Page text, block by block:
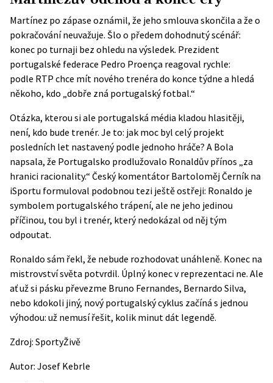
Martínez po zápase oznámil, že jeho smlouva skončila a že o
pokračování neuvažuje. Šlo o předem dohodnutý scénář:
konec po turnaji bez ohledu na výsledek. Prezident
portugalské federace Pedro Proença reagoval rychle:
podle RTP chce mít nového trenéra do konce týdne a hledá
někoho, kdo „dobře zná portugalský fotbal.“
Otázka, kterou si ale portugalská média kladou hlasitěji,
není, kdo bude trenér. Je to: jak moc byl celý projekt
posledních let nastavený podle jednoho hráče? A Bola
napsala, že Portugalsko prodlužovalo Ronaldův přínos „za
hranici racionality.“ Český komentátor Bartoloměj Černík na
iSportu formuloval podobnou tezi ještě ostřeji: Ronaldo je
symbolem portugalského trápení, ale ne jeho jedinou
příčinou, tou byl i trenér, který nedokázal od něj tým
odpoutat.
Ronaldo sám řekl, že nebude rozhodovat unáhleně. Konec na
mistrovství světa potvrdil. Úplný konec v reprezentaci ne. Ale
ať už si pásku převezme Bruno Fernandes, Bernardo Silva,
nebo kdokoli jiný, nový portugalský cyklus začíná s jednou
výhodou: už nemusí řešit, kolik minut dát legendě.
Zdroj: SportyŽivě
Autor: Josef Kebrle